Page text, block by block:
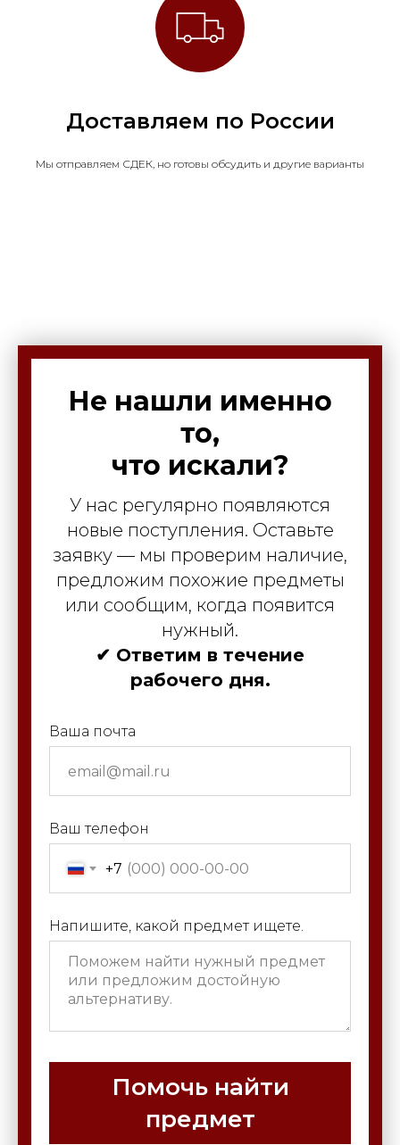
Доставляем по России
Мы отправляем СДЕК, но готовы обсудить и другие варианты
Не нашли именно
то,
что искали?
У нас регулярно появляются
новые поступления. Оставьте
заявку — мы проверим наличие,
предложим похожие предметы
или сообщим, когда появится
нужный.
✔ Ответим в течение
рабочего дня.
Ваша почта
Ваш телефон
+7
Напишите, какой предмет ищете.
Помочь найти
предмет